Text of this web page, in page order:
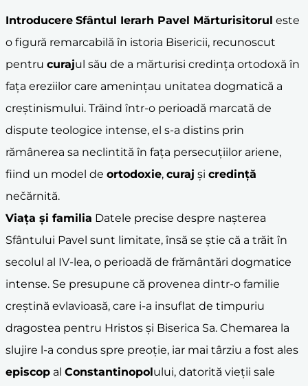
Introducere Sfântul Ierarh Pavel Mărturisitorul este
o figură remarcabilă în istoria Bisericii, recunoscut
pentru curajul său de a mărturisi credința ortodoxă în
fața ereziilor care amenințau unitatea dogmatică a
creștinismului. Trăind într-o perioadă marcată de
dispute teologice intense, el s-a distins prin
rămânerea sa neclintită în fața persecuțiilor ariene,
fiind un model de ortodoxie, curaj și credință
nečărnită.
Viața și familia Datele precise despre nașterea
Sfântului Pavel sunt limitate, însă se știe că a trăit în
secolul al IV-lea, o perioadă de frământări dogmatice
intense. Se presupune că provenea dintr-o familie
creștină evlavioasă, care i-a insuflat de timpuriu
dragostea pentru Hristos și Biserica Sa. Chemarea la
slujire l-a condus spre preoție, iar mai târziu a fost ales
episcop al Constantinopolului, datorită vieții sale